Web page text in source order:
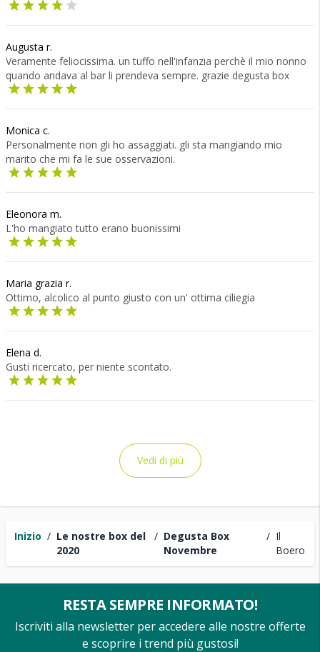
Inizio / Le nostre box del
2020
/ Degusta Box
Novembre
/ Il
Boero
Augusta r.
Veramente feliocissima. un tuffo nell'infanzia perchè il mio nonno
quando andava al bar li prendeva sempre. grazie degusta box
Monica c.
Personalmente non gli ho assaggiati. gli sta mangiando mio
marito che mi fa le sue osservazioni.
Eleonora m.
L'ho mangiato tutto erano buonissimi
Maria grazia r.
Ottimo, alcolico al punto giusto con un' ottima ciliegia
Elena d.
Gusti ricercato, per niente scontato.
Vedi di piú
RESTA SEMPRE INFORMATO!
Iscriviti alla newsletter per accedere alle nostre offerte
e scoprire i trend più gustosi!